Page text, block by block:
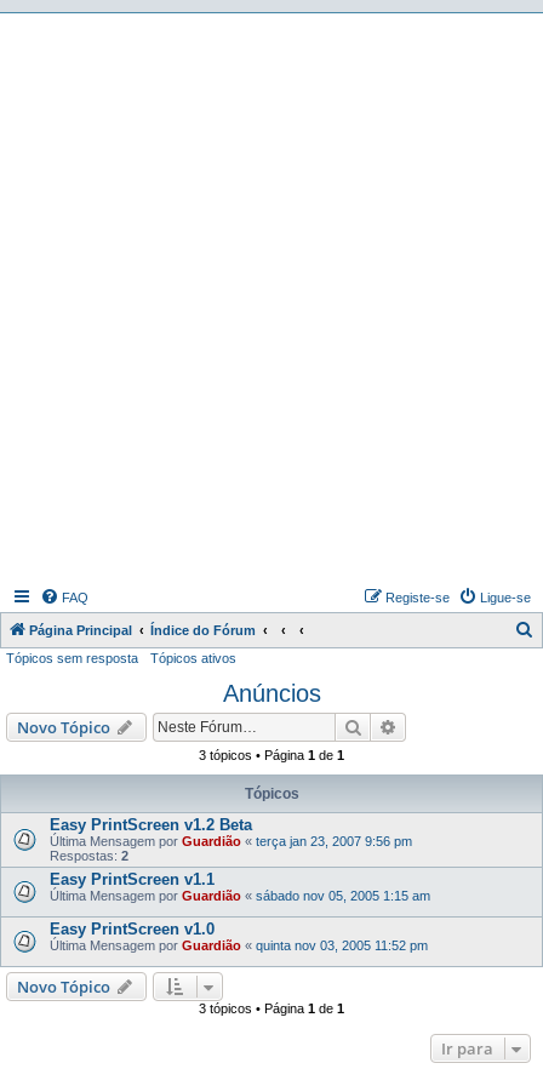
FAQ Ligue-se
Registe-se
Página Principal Índice do Fórum
i
Tópicos sem resposta Tópicos ativos
Anúncios
Novo Tópico Pesquisar
3 tópicos • Página 1 de 1
Tópicos
Easy PrintScreen v1.2 Beta
Última Mensagem por Guardião « terça jan 23, 2007 9:56 pm
Respostas: 2
Easy PrintScreen v1.1
Última Mensagem por Guardião « sábado nov 05, 2005 1:15 am
Easy PrintScreen v1.0
Última Mensagem por Guardião « quinta nov 03, 2005 11:52 pm
Novo Tópico
3 tópicos • Página 1 de 1
Ir para